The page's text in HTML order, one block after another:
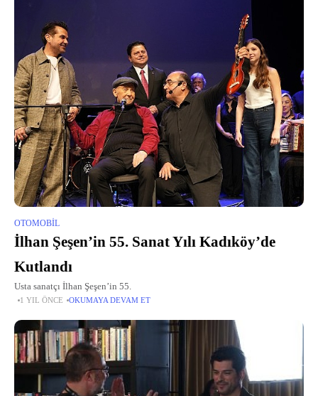
OTOMOBIL
İlhan Şeşen’in 55. Sanat Yılı Kadıköy’de
Kutlandı
Usta sanatçı İlhan Şeşen’in 55.
1 YIL ÖNCE OKUMAYA DEVAM ET